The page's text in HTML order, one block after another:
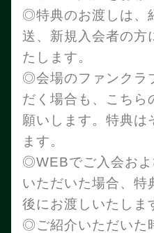
◎特典のお渡しは、
送、新規入会者の方
たします。
◎会場のファンクラ
だく場合も、こちら
願いします。特典は
ます。
◎WEBでご入会およ
いただいた場合、特
後にお渡しいたしま
◎ご紹介いただいた